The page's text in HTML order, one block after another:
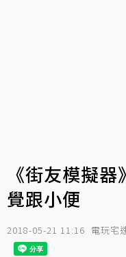
《街友模擬
覺跟小便
2018-05-21 11:16 電玩宅